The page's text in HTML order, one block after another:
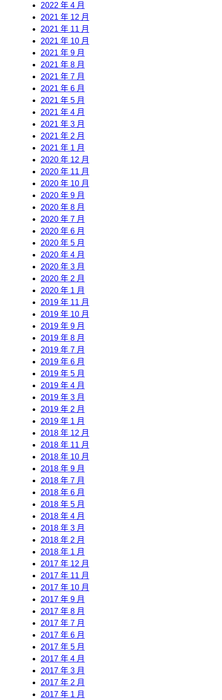
2022 年 4 月
2021 年 12 月
2021 年 11 月
2021 年 10 月
2021 年 9 月
2021 年 8 月
2021 年 7 月
2021 年 6 月
2021 年 5 月
2021 年 4 月
2021 年 3 月
2021 年 2 月
2021 年 1 月
2020 年 12 月
2020 年 11 月
2020 年 10 月
2020 年 9 月
2020 年 8 月
2020 年 7 月
2020 年 6 月
2020 年 5 月
2020 年 4 月
2020 年 3 月
2020 年 2 月
2020 年 1 月
2019 年 11 月
2019 年 10 月
2019 年 9 月
2019 年 8 月
2019 年 7 月
2019 年 6 月
2019 年 5 月
2019 年 4 月
2019 年 3 月
2019 年 2 月
2019 年 1 月
2018 年 12 月
2018 年 11 月
2018 年 10 月
2018 年 9 月
2018 年 7 月
2018 年 6 月
2018 年 5 月
2018 年 4 月
2018 年 3 月
2018 年 2 月
2018 年 1 月
2017 年 12 月
2017 年 11 月
2017 年 10 月
2017 年 9 月
2017 年 8 月
2017 年 7 月
2017 年 6 月
2017 年 5 月
2017 年 4 月
2017 年 3 月
2017 年 2 月
2017 年 1 月